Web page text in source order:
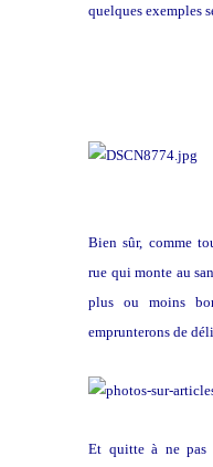
quelques exemples
Bien sûr, comme
rue qui monte au
plus ou moins
emprunterons de
Et quitte à ne pas